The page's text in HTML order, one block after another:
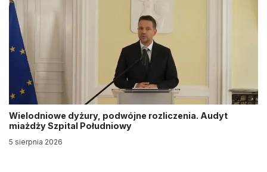
Wielodniowe dyżury, podwójne rozliczenia. Audyt
miażdży Szpital Południowy
5 sierpnia 2026